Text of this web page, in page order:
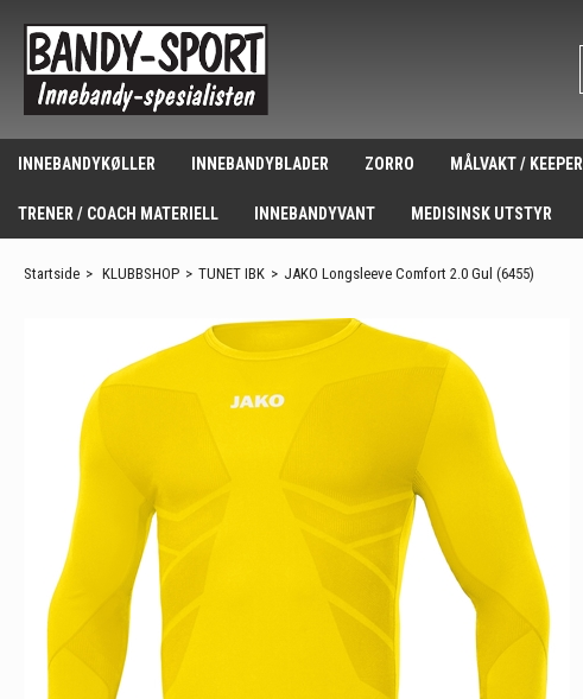
INNEBANDYKØLLER INNEBANDYBLADER ZORRO MÅLVAKT / KEEPER
TRENER / COACH MATERIELL INNEBANDYVANT MEDISINSK UTSTYR
Startside > KLUBBSHOP > TUNET IBK > JAKO Longsleeve Comfort 2.0 Gul (6455)